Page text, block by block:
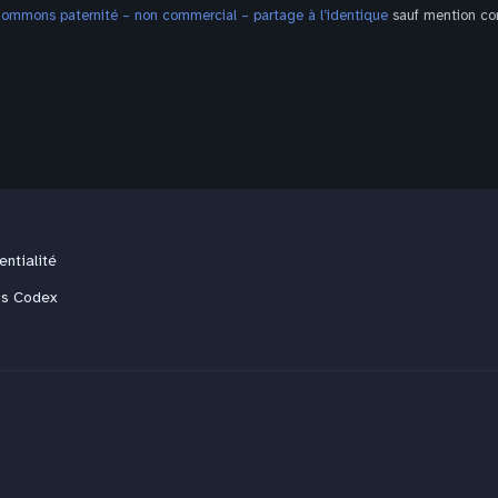
paternité – non commercial – partage à l’identique sauf mention
Codex